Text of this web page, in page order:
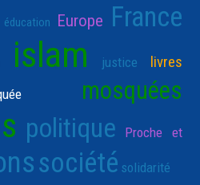
éducation Europe France
islam justice livres
mosquées
politique Proche et
société solidarité